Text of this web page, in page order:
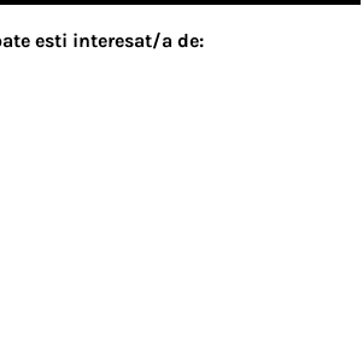
esti interesat/a de: